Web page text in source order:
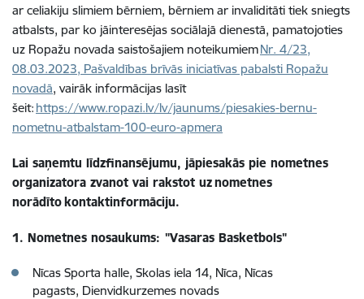
ar celiakiju slimiem bērniem, bērniem ar invaliditāti tiek sniegts
atbalsts, par ko jāinteresējas sociālajā dienestā, pamatojoties
uz Ropažu novada saistošajiem noteikumiemNr. 4/23,
08.03.2023, Pašvaldības brīvās iniciatīvas pabalsti Ropažu
novadā, vairāk informācijas lasīt
šeit: https://www.ropazi.lv/lv/jaunums/piesakies-bernu-
nometnu-atbalstam-100-euro-apmera
Lai saņemtu līdzfinansējumu, jāpiesakās pie nometnes
organizatora zvanot vai rakstot uz nometnes
norādīto kontaktinformāciju.
1. Nometnes nosaukums: "Vasaras Basketbols"
Nīcas Sporta halle, Skolas iela 14, Nīca, Nīcas
pagasts, Dienvidkurzemes novads